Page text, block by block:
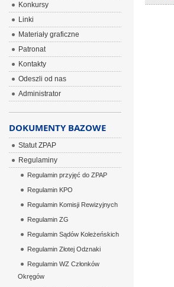
Konkursy
Linki
Materiały graficzne
Patronat
Kontakty
Odeszli od nas
Administrator
DOKUMENTY BAZOWE
Statut ZPAP
Regulaminy
Regulamin przyjęć do ZPAP
Regulamin KPO
Regulamin Komisji Rewizyjnych
Regulamin ZG
Regulamin Sądów Koleżeńskich
Regulamin Złotej Odznaki
Regulamin WZ Członków
Okręgów